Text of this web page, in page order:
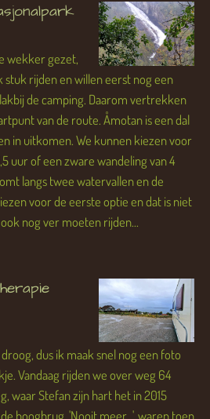
wekker gezet,
rijden en willen eerst nog een
de camping. Daarom vertrekken
van de route. Åmotan is een dal
in uitkomen. We kunnen kiezen voor
uur of een zware wandeling van 4
langs twee watervallen en de
voor de eerste optie en dat is niet
nog ver moeten rijden...
dus ik maak snel nog een foto
Vandaag rijden we over weg 64
waar Stefan zijn hart het in 2015
boogbrug. 'Nooit meer...', waren toen